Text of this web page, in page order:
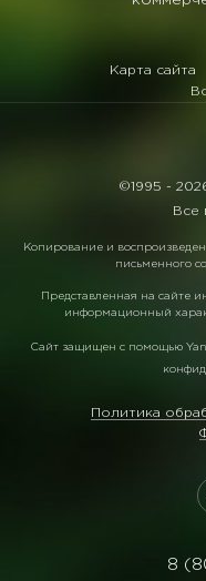
Карта сайта
©1995 -
Все
Копирование и
письменного
Представленная на сайте
информационный
Сайт защищен с помощью
Политика
8